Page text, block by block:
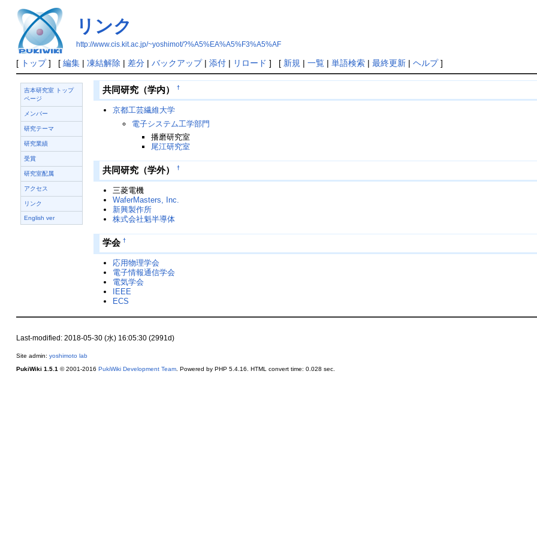
リンク
http://www.cis.kit.ac.jp/~yoshimot/?%A5%EA%A5%F3%A5%AF
[ トップ] [ 編集| 凍結解除 | 差分| バックアップ| 添付| リロード ] [ 新規 | 一覧| 単語検索| 最終更新| ヘルプ]
吉本研究室 トップ
ページ
メンバー
研究テーマ
研究業績
受賞
研究室配属
アクセス
リンク
English ver
共同研究（学内） †
京都工芸繊維大学
電子システム工学部門
播磨研究室
尾江研究室
共同研究（学外） †
三菱電機
WaferMasters, Inc.
新興製作所
株式会社魁半導体
学会 †
応用物理学会
電子情報通信学会
電気学会
IEEE
ECS
Last-modified: 2018-05-30 (水) 16:05:30 (2991d)
Site admin: yoshimoto lab
PukiWiki 1.5.1 © 2001-2016 PukiWiki Development Team. Powered by PHP 5.4.16. HTML convert time: 0.028 sec.